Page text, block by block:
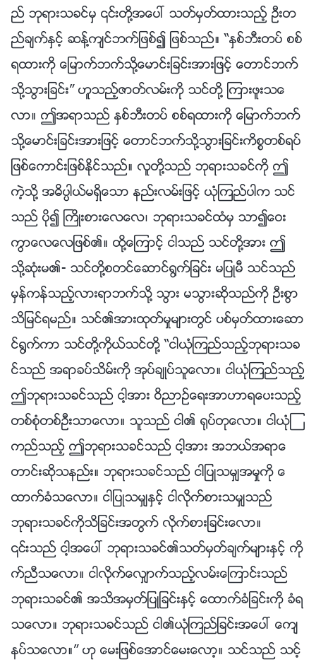
ည္ ဘုရားသခင္မွ ၎တို႔အေပၚ သတ္မွတ္ထားသည့္ ဦးတ
ည္ခ်က္ႏွင့္ ဆန္႔က်င္ဘက္ျဖစ္၍ ျဖစ္သည္။ “ႏွစ္ဘီးတပ္ စစ္
ရထားကို ေျမာက္ဘက္သို႔ေမာင္းျခင္းအားျဖင့္ ေတာင္ဘက္
သို႔သြားျခင္း” ဟူသည့္ဇာတ္လမ္းကို သင္တို႔ ၾကားဖူးသေ
လာ။ ဤအရာသည္ ႏွစ္ဘီးတပ္ စစ္ရထားကို ေျမာက္ဘက္
သို႔ေမာင္းျခင္းအားျဖင့္ ေတာင္ဘက္သို႔သြားျခင္းကိစၥတစ္ရပ္
ျဖစ္ေကာင္းျဖစ္ႏိုင္သည္။ လူတို႔သည္ ဘုရားသခင္ကို ဤ
ကဲ့သို႔ အဓိပၸါယ္မရွိေသာ နည္းလမ္းျဖင့္ ယုံၾကည္ပါက သင္
သည္ ပို၍ ႀကိဳးစားေလေလ၊ ဘုရားသခင္ထံမွ သာ၍ေဝး
ကြာေလေလျဖစ္၏။ ထို႔ေၾကာင့္ ငါသည္ သင္တို႔အား ဤ
သို႔ဆုံးမ၏- သင္တို႔စတင္ေဆာင္႐ြက္ျခင္း မျပဳမီ သင္သည္
မွန္ကန္သည့္လားရာဘက္သို႔ သြား မသြားဆိုသည္ကို ဦးစြာ
သိျမင္ရမည္။ သင္၏အားထုတ္မႈမ်ားတြင္ ပစ္မွတ္ထားေဆာ
င္႐ြက္ကာ သင္တို႔ကိုယ္သင္တို႔ “ငါယုံၾကည္သည့္ဘုရားသခ
င္သည္ အရာခပ္သိမ္းကို အုပ္ခ်ဳပ္သူေလာ။ ငါယုံၾကည္သည့္
ဤဘုရားသခင္သည္ ငါ့အား ဝိညာဥ္ေရးအာဟာရေပးသည့္
တစ္စုံတစ္ဦးသာေလာ။ သူသည္ ငါ၏ ႐ုပ္တုေလာ။ ငါယုံၾ
ကည္သည့္ ဤဘုရားသခင္သည္ ငါ့အား အဘယ္အရာေ
တာင္းဆိုသနည္း။ ဘုရားသခင္သည္ ငါျပဳသမွ်အမႈကို ေ
ထာက္ခံသေလာ။ ငါျပဳသမွ်ႏွင့္ ငါလိုက္စားသမွ်သည္
ဘုရားသခင္ကိုသိျခင္းအတြက္ လိုက္စားျခင္းေလာ။
၎သည္ ငါ့အေပၚ ဘုရားသခင္၏သတ္မွတ္ခ်က္မ်ားႏွင့္ ကို
က္ညီသေလာ။ ငါလိုက္ေလွ်ာက္သည့္လမ္းေၾကာင္းသည္
ဘုရားသခင္၏ အသိအမွတ္ျပဳျခင္းႏွင့္ ေထာက္ခံျခင္းကို ခံရ
သေလာ။ ဘုရားသခင္သည္ ငါ၏ယုံၾကည္ျခင္းအေပၚ ေက်
နပ္သေလာ။” ဟု ေမးျဖစ္ေအာင္ေမးေလာ့။ သင္သည္ သင့္